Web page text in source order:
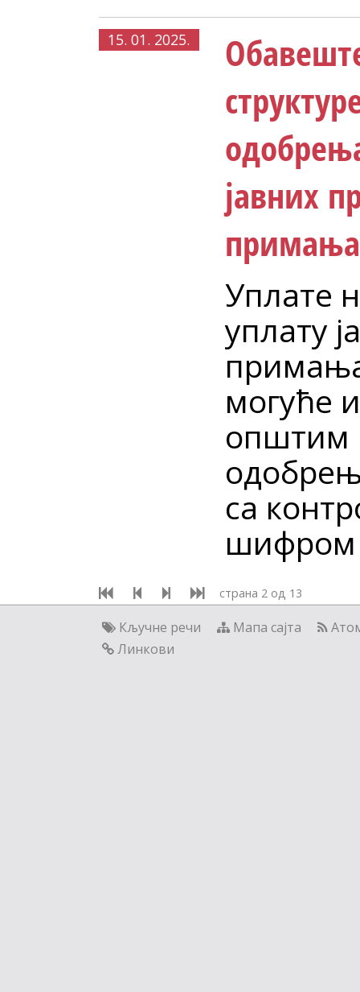
15. 01. 2025.
јавних
примања
Уплате
уплату
могуће
општим
са
шифром
страна 2 од 13
Кључне речи Мапа сајта
Линкови